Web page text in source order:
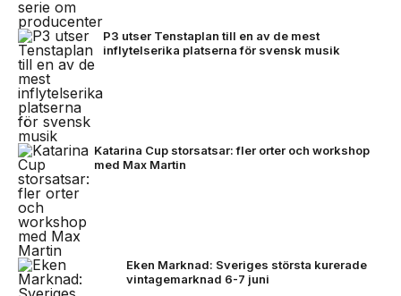
P3 utser Tenstaplan till en av de mest
inflytelserika platserna för svensk musik
Katarina Cup storsatsar: fler orter och workshop
med Max Martin
Eken Marknad: Sveriges största kurerade
vintagemarknad 6-7 juni